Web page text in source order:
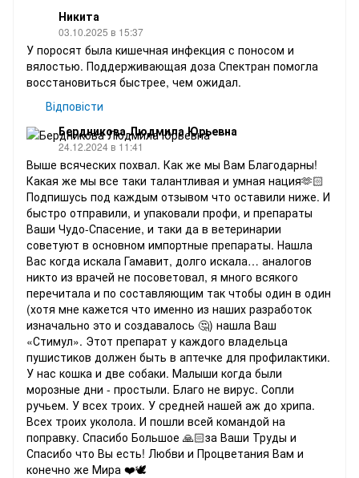
Никита
03.10.2025 в 15:37
У поросят была кишечная инфекция с поносом и
вялостью. Поддерживающая доза Спектран помогла
восстановиться быстрее, чем ожидал.
Відповісти
Бердникова Людмила Юрьевна
24.12.2024 в 11:41
Выше всяческих похвал. Как же мы Вам Благодарны!
Какая же мы все таки талантливая и умная нация🫶🏻
Подпишусь под каждым отзывом что оставили ниже. И
быстро отправили, и упаковали профи, и препараты
Ваши Чудо-Спасение, и таки да в ветеринарии
советуют в основном импортные препараты. Нашла
Вас когда искала Гамавит, долго искала… аналогов
никто из врачей не посоветовал, я много всякого
перечитала и по составляющим так чтобы один в один
(хотя мне кажется что именно из наших разработок
изначально это и создавалось 🤔) нашла Ваш
«Стимул». Этот препарат у каждого владельца
пушистиков должен быть в аптечке для профилактики.
У нас кошка и две собаки. Малыши когда были
морозные дни - простыли. Благо не вирус. Сопли
ручьем. У всех троих. У средней нашей аж до хрипа.
Всех троих уколола. И пошли всей командой на
поправку. Спасибо Большое 🙏🏻за Ваши Труды и
Спасибо что Вы есть! Любви и Процветания Вам и
конечно же Мира ❤️🕊️